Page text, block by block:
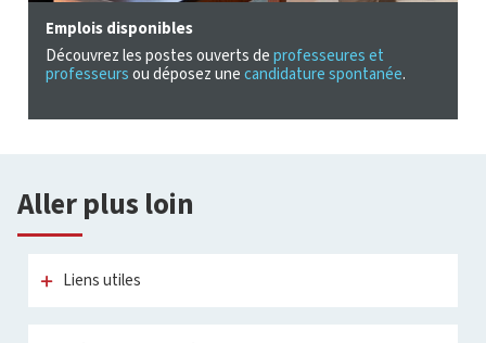
Emplois disponibles
Découvrez les postes ouverts de professeures et
professeurs ou déposez une candidature spontanée.
Aller plus loin
Liens utiles